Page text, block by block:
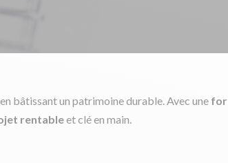
bâtissant un patrimoine durable. Avec une
rentableet clé en main.